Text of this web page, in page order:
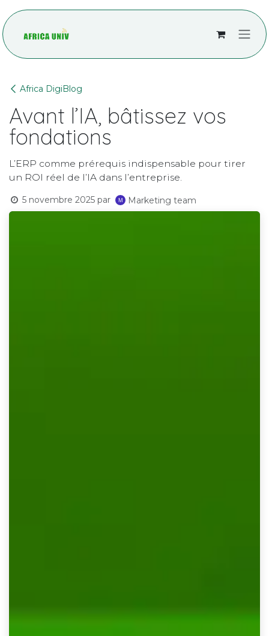
Africa DigiBlog
Avant l’IA, bâtissez vos
fondations
L’ERP comme prérequis indispensable pour tirer
un ROI réel de l’IA dans l’entreprise.
5 novembre 2025 par Marketing team